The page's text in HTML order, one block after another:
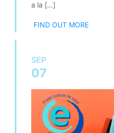
a la […]
FIND OUT MORE
SEP
07